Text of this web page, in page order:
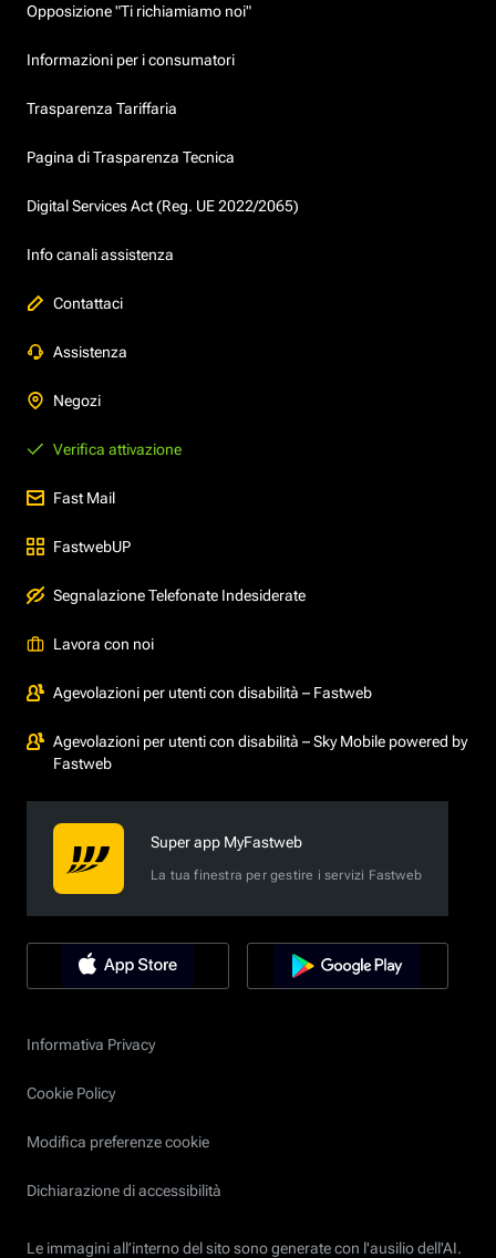
Opposizione "Ti richiamiamo noi"
Informazioni per i consumatori
Trasparenza Tariffaria
Pagina di Trasparenza Tecnica
Digital Services Act (Reg. UE 2022/2065)
Info canali assistenza
Contattaci
Assistenza
Negozi
Verifica attivazione
Fast Mail
FastwebUP
Segnalazione Telefonate Indesiderate
Lavora con noi
Agevolazioni per utenti con disabilità – Fastweb
Agevolazioni per utenti con disabilità – Sky Mobile powered by
Fastweb
Super app MyFastweb
La tua finestra per gestire i servizi Fastweb
Informativa Privacy
Cookie Policy
Modifica preferenze cookie
Dichiarazione di accessibilità
Le immagini all’interno del sito sono generate con l'ausilio dell'AI.